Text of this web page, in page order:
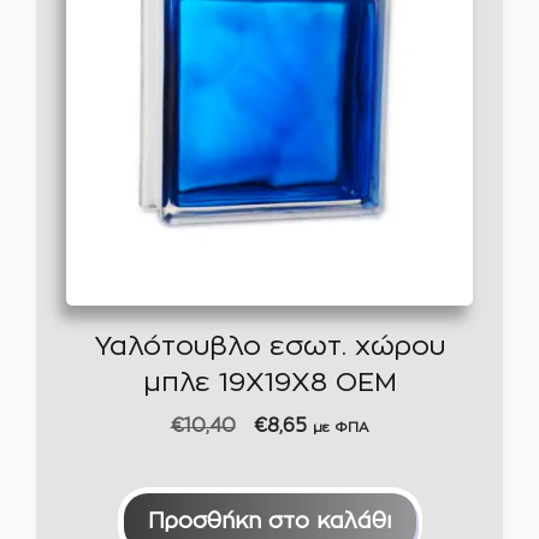
Υαλότουβλο εσωτ. χώρου
μπλε 19X19X8 ΟΕΜ
€10,40
Original
was:
€10,40.
€8,65Η
τιμή
είναι:
με ΦΠΑ
Προσθήκη στο καλάθι